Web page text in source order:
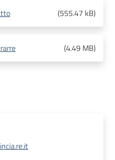
(555.47 kB)
(4.49 MB)